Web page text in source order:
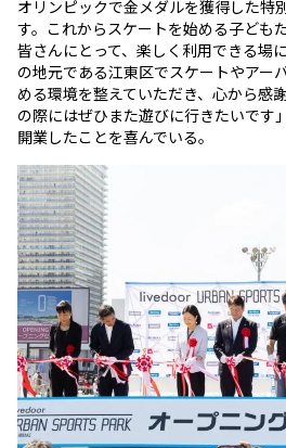
オリンピックで金メダルを獲得した特
す。これからスケートを始める子ども
皆さんにとって、楽しく利用できる場
の地元である江東区でスケートやアー
める環境を整えていただき、心から感
の際にはぜひまた遊びに行きたいです
開業したことを喜んでいる。